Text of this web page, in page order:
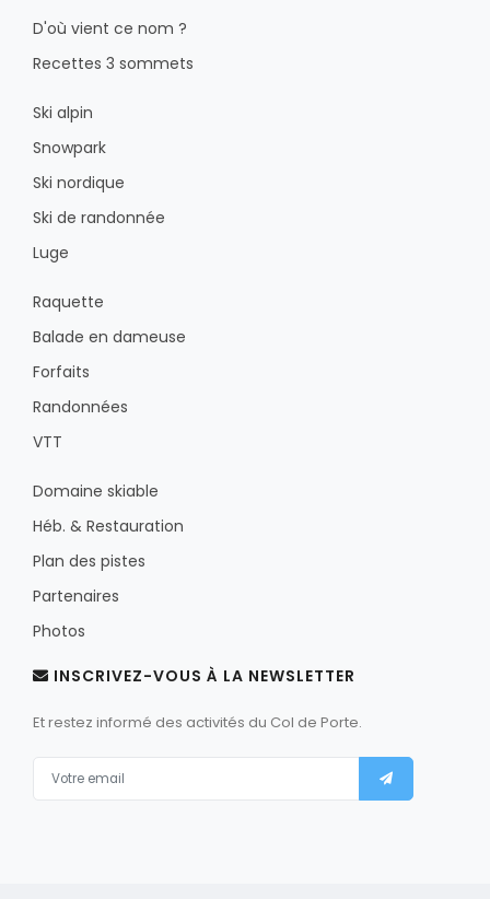
D'où vient ce nom ?
Recettes 3 sommets
Ski alpin
Snowpark
Ski nordique
Ski de randonnée
Luge
Raquette
Balade en dameuse
Forfaits
Randonnées
VTT
Domaine skiable
Héb. & Restauration
Plan des pistes
Partenaires
Photos
INSCRIVEZ-VOUS À LA NEWSLETTER
Et restez informé des activités du Col de Porte.